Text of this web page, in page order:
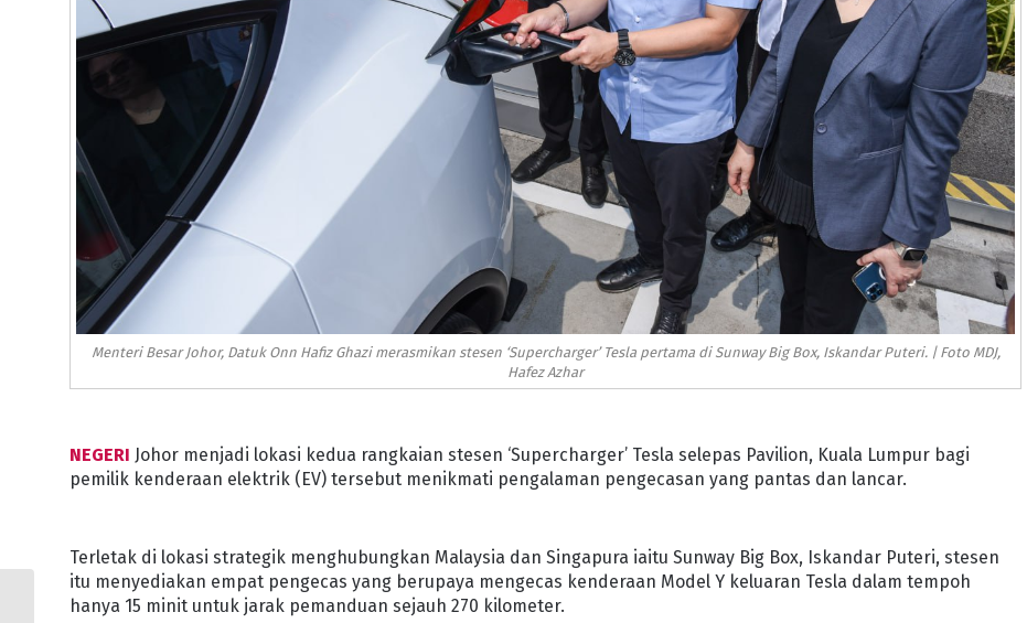
Menteri Besar Johor, Datuk Onn Hafiz Ghazi merasmikan stesen ‘Supercharger’ Tesla pertama di Sunway Big Box, Iskandar Puteri. | Foto MDJ,
Hafez Azhar
NEGERI Johor menjadi lokasi kedua rangkaian stesen ‘Supercharger’ Tesla selepas Pavilion, Kuala Lumpur bagi
pemilik kenderaan elektrik (EV) tersebut menikmati pengalaman pengecasan yang pantas dan lancar.
Terletak di lokasi strategik menghubungkan Malaysia dan Singapura iaitu Sunway Big Box, Iskandar Puteri, stesen
itu menyediakan empat pengecas yang berupaya mengecas kenderaan Model Y keluaran Tesla dalam tempoh
hanya 15 minit untuk jarak pemanduan sejauh 270 kilometer.
JDT JALIN KERJASAMA